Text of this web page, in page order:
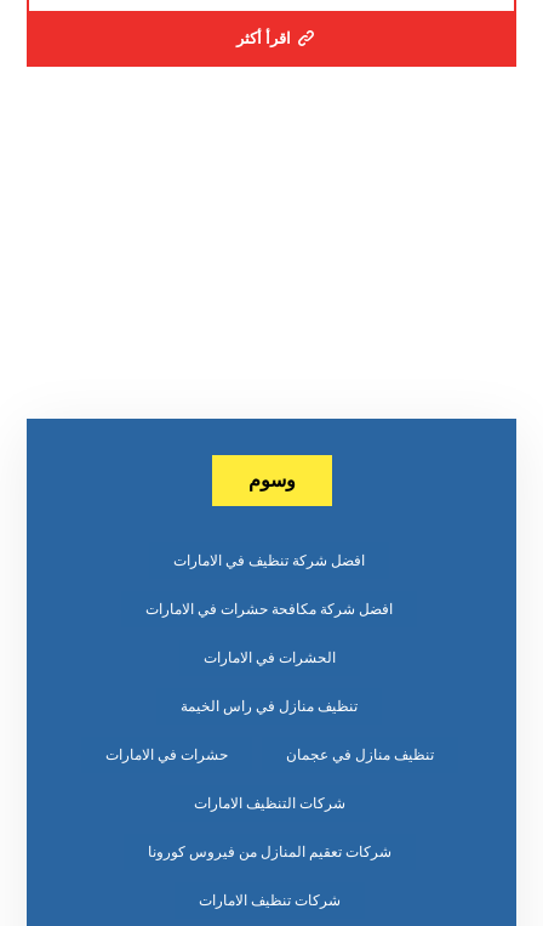
اقرأ أكثر
وسوم
افضل شركة تنظيف في الامارات
افضل شركة مكافحة حشرات في الامارات
الحشرات في الامارات
تنظيف منازل في راس الخيمة
تنظيف منازل في عجمان حشرات في الامارات
شركات التنظيف الامارات
شركات تعقيم المنازل من فيروس كورونا
شركات تنظيف الامارات